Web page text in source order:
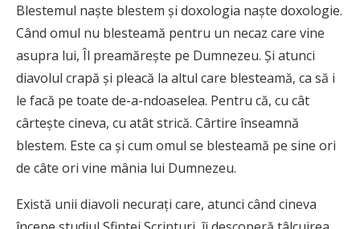
Blestemul naşte blestem şi doxologia naşte doxologie.
Când omul nu blesteamă pentru un necaz care vine
asupra lui, Îl preamăreşte pe Dumnezeu. Şi atunci
diavolul crapă şi pleacă la altul care blesteamă, ca să i
le facă pe toate de-a-ndoaselea. Pentru că, cu cât
cârteşte cineva, cu atât strică. Cârtire înseamnă
blestem. Este ca şi cum omul se blesteamă pe sine ori
de câte ori vine mânia lui Dumnezeu.
Există unii diavoli necuraţi care, atunci când cineva